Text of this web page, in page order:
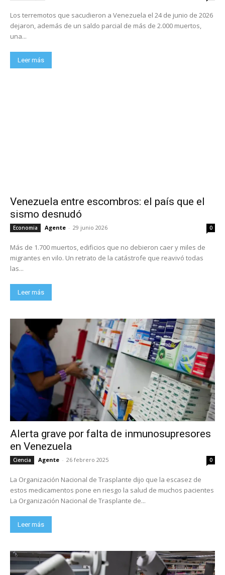
Los terremotos que sacudieron a Venezuela el 24 de junio de 2026
dejaron, además de un saldo parcial de más de 2.000 muertos,
una...
Leer más
Venezuela entre escombros: el país que el
sismo desnudó
Economia Agente - 29 junio 2026 0
Más de 1.700 muertos, edificios que no debieron caer y miles de
migrantes en vilo. Un retrato de la catástrofe que reavivó todas
las...
Leer más
Alerta grave por falta de inmunosupresores
en Venezuela
Ciencia Agente - 26 febrero 2025 0
La Organización Nacional de Trasplante dijo que la escasez de
estos medicamentos pone en riesgo la salud de muchos pacientes
La Organización Nacional de Trasplante de...
Leer más